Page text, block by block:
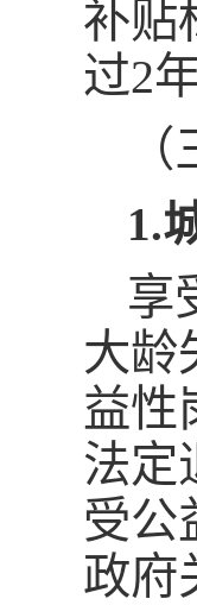
补贴
过2
1.
享
大龄
益性
法定
受公
政府